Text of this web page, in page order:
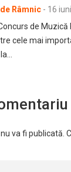
Râmnic - 16
de Muzică
cele mai
va fi publicată.